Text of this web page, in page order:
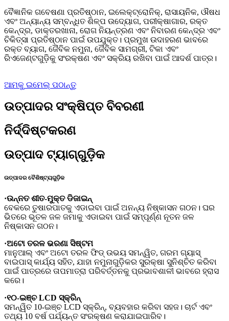
ବୈଜ୍ଞାନିକ ଗବେଷଣା ପ୍ରତିଷ୍ଠାନ, ଇଲେକ୍ଟ୍ରୋନିକ୍, ରାସାୟନିକ, ଔଷଧ
ଏବଂ ଅନ୍ୟାନ୍ୟ ସମ୍ବନ୍ଧିତ ଶିଳ୍ପ ଉଦ୍ୟୋଗ, ପରୀକ୍ଷାଗାର, ରକ୍ତ
କେନ୍ଦ୍ର, ଡାକ୍ତରଖାନା, ରୋଗ ନିୟନ୍ତ୍ରଣ ଏବଂ ନିବାରଣ କେନ୍ଦ୍ର ଏବଂ
ଚିକିତ୍ସା ପ୍ରତିଷ୍ଠାନ ପାଇଁ ଉପଯୁକ୍ତ। ପ୍ରମୁଖ ଉଦାହରଣ ଭାବରେ
ରକ୍ତ ବ୍ୟାଗ, ଜୈବିକ ନମୁନା, ଜୈବିକ ସାମଗ୍ରୀ, ଟିକା ଏବଂ
ରିଏଜେଣ୍ଟଗୁଡ଼ିକୁ ସଂରକ୍ଷଣ ଏବଂ ସକ୍ରିୟ ରଖିବା ପାଇଁ ଆଦର୍ଶ ପାତ୍ର।
ଆମକୁ ଇମେଲ୍ ପଠାନ୍ତୁ
ଉତ୍ପାଦର ସଂକ୍ଷିପ୍ତ ବିବରଣୀ
ନିର୍ଦ୍ଦିଷ୍ଟକରଣ
ଉତ୍ପାଦ ଟ୍ୟାଗ୍‌ଗୁଡ଼ିକ
ଉତ୍ପାଦର ବୈଶିଷ୍ଟ୍ୟଗୁଡ଼ିକ
·ଉନ୍ନତ ଶୀତ-ମୁକ୍ତ ଡିଜାଇନ୍
ବେକରେ ତୁଷାରପାତକୁ ଏଡାଇବା ପାଇଁ ଅନନ୍ୟ ନିଷ୍କାସନ ଗଠନ। ଘର
ଭିତରେ ଭୂତଳ ଜଳ ଜମାକୁ ଏଡାଇବା ପାଇଁ ସମ୍ପୂର୍ଣ୍ଣ ନୂତନ ଜଳ
ନିଷ୍କାସନ ଗଠନ।
·ଅଟୋ ତରଳ ଭରଣା ସିଷ୍ଟମ
ମାନୁଆଲ୍ ଏବଂ ଅଟୋ ତରଳ ଫିଡ୍ ଉଭୟ ସମନ୍ୱିତ, ଗରମ ଗ୍ୟାସ୍
ବାଇପାସ୍ କାର୍ଯ୍ୟ ସହିତ, ଯାହା ନମୁନାଗୁଡ଼ିକର ସୁରକ୍ଷା ସୁନିଶ୍ଚିତ କରିବା
ପାଇଁ ପାତ୍ରରେ ତାପମାତ୍ରା ପରିବର୍ତ୍ତନକୁ ପ୍ରଭାବଶାଳୀ ଭାବରେ ହ୍ରାସ
କରେ।
·୧୦-ଇଞ୍ଚ LCD ସ୍କ୍ରିନ୍
ସମନ୍ୱିତ 10-ଇଞ୍ଚ LCD ସ୍କ୍ରିନ୍, ବ୍ୟବହାର କରିବା ସହଜ। ଚାର୍ଟ ଏବଂ
ତଥ୍ୟ 10 ବର୍ଷ ପର୍ଯ୍ୟନ୍ତ ସଂରକ୍ଷଣ କରାଯାଇପାରିବ।